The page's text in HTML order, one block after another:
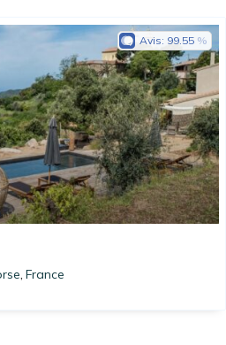
, France
Avis: 99.55